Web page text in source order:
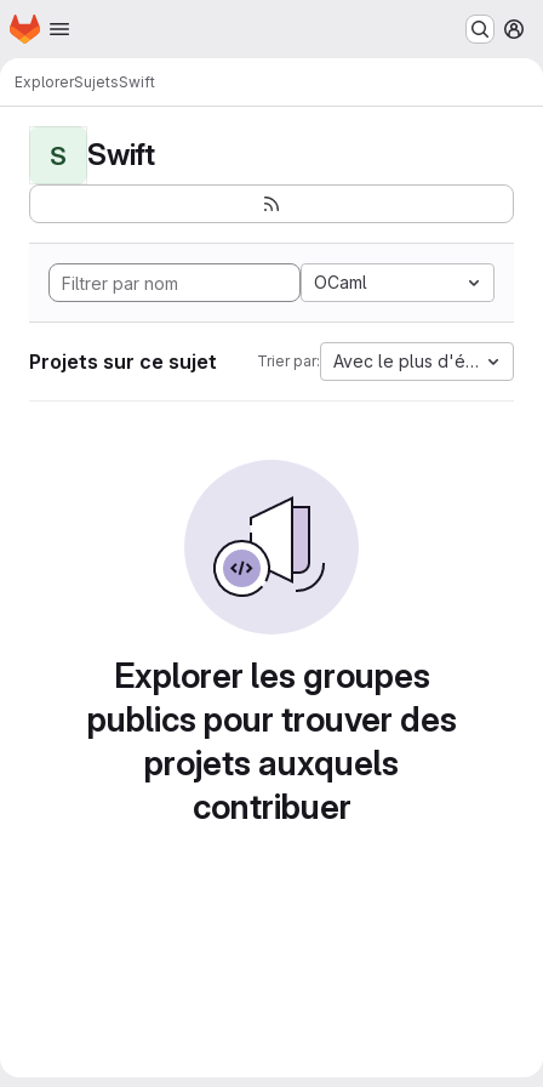
Passer au contenu principal
Page d'accueil
ExplorerSujetsSwift
S Swift
OCaml
Projets sur ce sujet Trier par: Avec le plus d'étoiles
Explorer les groupes
publics pour trouver des
projets auxquels
contribuer